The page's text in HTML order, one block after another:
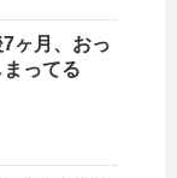
7ヶ月、おっ
ってる